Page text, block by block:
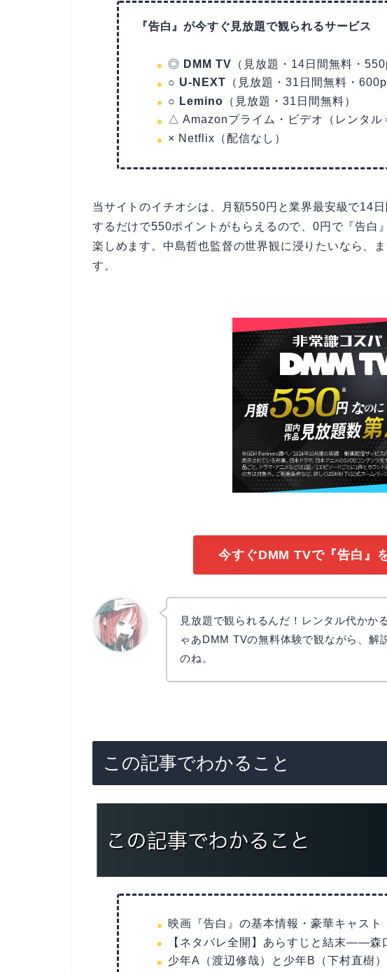
『告白』が今すぐ見放題で観られるサービス
◎ DMM TV （見放題・14日間無料・
○ U-NEXT （見放題・31日間無料・
○ Lemino （見放題・31日間無料）
△ Amazonプライム・ビデオ（レンタル
× Netflix（配信なし）
当サイトのイチオシは、月額550円と業界最安級で14
するだけで550ポイントがもらえるので、0円で『告白
楽しめます。中島哲也監督の世界観に浸りたいなら、
す。
今すぐDMM TVで『告白』
見放題で観られるんだ！レンタル代かか
ゃあDMM TVの無料体験で観ながら、解
のね。
この記事でわかること
映画『告白』の基本情報・豪華キャスト
【ネタバレ全開】あらすじと結末——森
少年A（渡辺修哉）と少年B（下村直樹